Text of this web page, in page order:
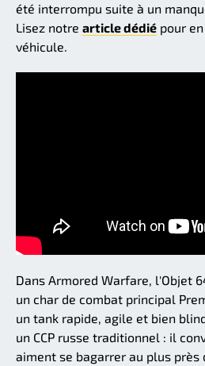
été interrompu suite à un
Lisez notre article dédié pour
véhicule.
Dans Armored Warfare, l'Objet
un char de combat principal
un tank rapide, agile et bien
un CCP russe traditionnel : il
aiment se bagarrer au plus près